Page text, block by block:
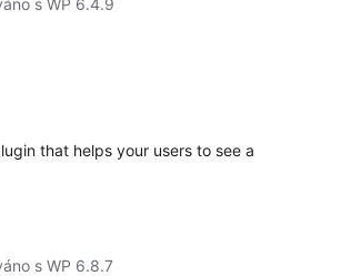
s WP 6.4.9
that helps your users to see a
s WP 6.8.7